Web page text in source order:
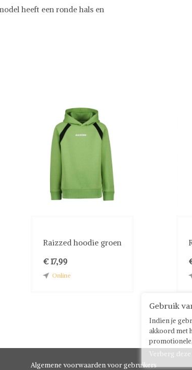
heeft een ronde hals en
Raizzed hoodie groen
€ 17,99
Online
Algemene voorwaarden voor gebruikers
Gebruik
Indien je
akkoord met
Verberg